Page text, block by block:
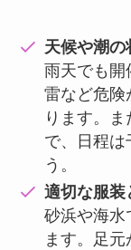
天候や潮の
雨天でも開
雷など危険
ります。
で、日程は
う。
適切な服装
砂浜や海水
ます。足